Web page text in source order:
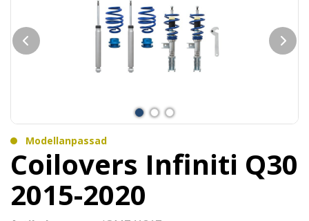
Modellanpassad
Coilovers Infiniti Q30
2015-2020